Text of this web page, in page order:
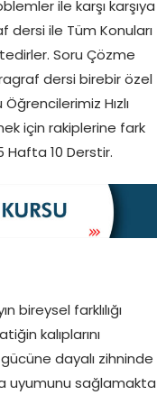
ile karşı karşıya
dersi ile Tüm Konuları
Soru Çözme
dersi birebir özel
Hızlı
için rakiplerine fark
Hafta 10 Derstir.
bireysel farklılığı
kalıplarını
dayalı zihninde
uyumunu sağlamakta